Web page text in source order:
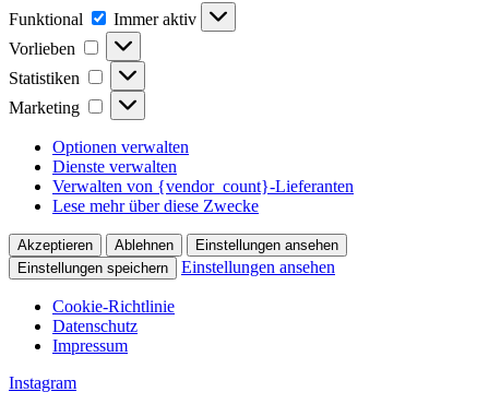
Funktional Funktional
Immer aktiv
Vorlieben
Vorlieben
Statistiken Statistiken
Marketing Marketing
Optionen verwalten
Dienste verwalten
Verwalten von {vendor_count}-Lieferanten
Lese mehr über diese Zwecke
Akzeptieren Ablehnen
Einstellungen ansehen
Einstellungen speichern
Einstellungen ansehen
Cookie-Richtlinie
Datenschutz
Impressum
Zum
Instagram